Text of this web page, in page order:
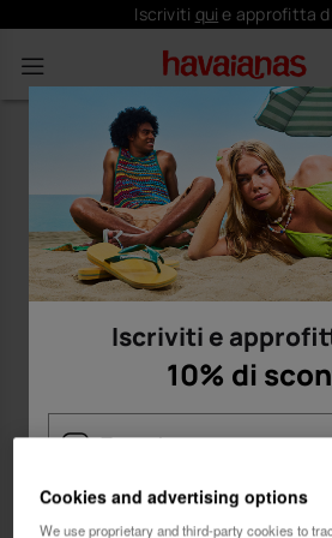
Iscriviti qui e approfitta
Iscriviti e
10% di
Donna Uomo
Cookies and advertising options
We use proprietary and third-party cookies to